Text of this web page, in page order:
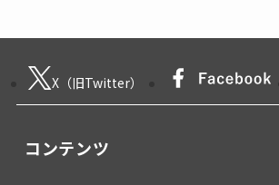
X（旧Twitter）
コンテンツ